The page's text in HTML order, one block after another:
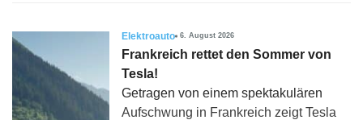
Elektroauto 6. August 2026
Frankreich rettet den Sommer von
Tesla!
Getragen von einem spektakulären
Aufschwung in Frankreich zeigt Tesla